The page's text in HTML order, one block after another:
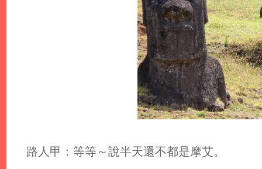
路人甲：等等～說半天還不都是摩艾。